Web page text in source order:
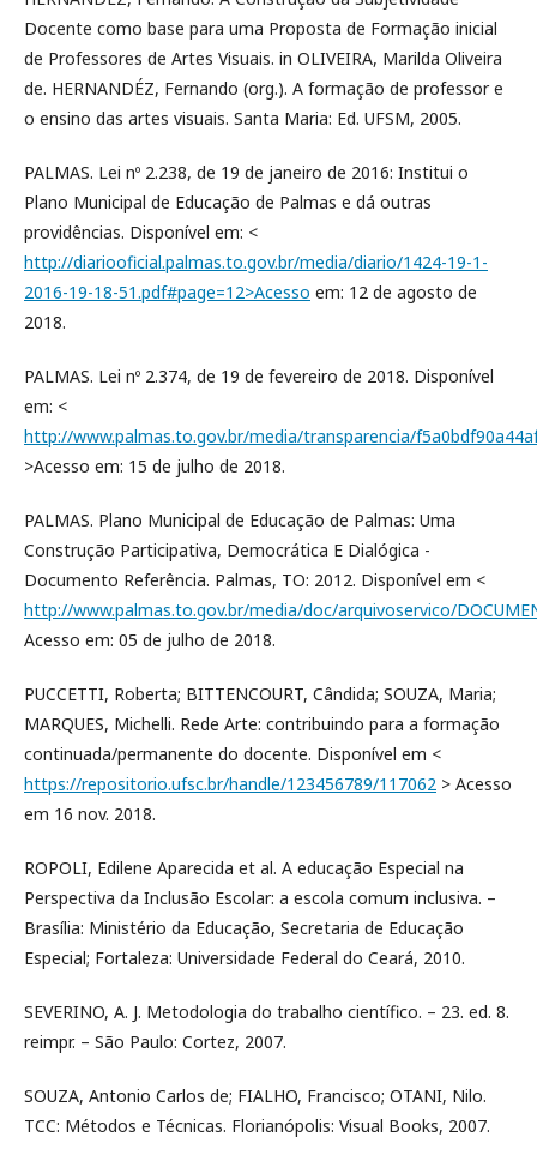
Docente como base para uma Proposta de Formação inicial
de Professores de Artes Visuais. in OLIVEIRA, Marilda Oliveira
de. HERNANDÉZ, Fernando (org.). A formação de professor e
o ensino das artes visuais. Santa Maria: Ed. UFSM, 2005.
PALMAS. Lei nº 2.238, de 19 de janeiro de 2016: Institui o
Plano Municipal de Educação de Palmas e dá outras
providências. Disponível em: <
http://diariooficial.palmas.to.gov.br/media/diario/1424-19-1-
2016-19-18-51.pdf#page=12>Acesso em: 12 de agosto de
2018.
PALMAS. Lei nº 2.374, de 19 de fevereiro de 2018. Disponível
em: <
http://www.palmas.to.gov.br/media/transparencia/
>Acesso em: 15 de julho de 2018.
PALMAS. Plano Municipal de Educação de Palmas: Uma
Construção Participativa, Democrática E Dialógica -
Documento Referência. Palmas, TO: 2012. Disponível em <
http://www.palmas.to.gov.br/media/doc/arquivoservico/
Acesso em: 05 de julho de 2018.
PUCCETTI, Roberta; BITTENCOURT, Cândida; SOUZA, Maria;
MARQUES, Michelli. Rede Arte: contribuindo para a formação
continuada/permanente do docente. Disponível em <
https://repositorio.ufsc.br/handle/123456789/117062 > Acesso
em 16 nov. 2018.
ROPOLI, Edilene Aparecida et al. A educação Especial na
Perspectiva da Inclusão Escolar: a escola comum inclusiva. –
Brasília: Ministério da Educação, Secretaria de Educação
Especial; Fortaleza: Universidade Federal do Ceará, 2010.
SEVERINO, A. J. Metodologia do trabalho científico. – 23. ed. 8.
reimpr. – São Paulo: Cortez, 2007.
SOUZA, Antonio Carlos de; FIALHO, Francisco; OTANI, Nilo.
TCC: Métodos e Técnicas. Florianópolis: Visual Books, 2007.